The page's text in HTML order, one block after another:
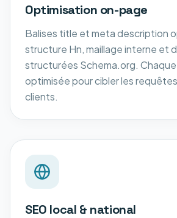
Optimisation on-page
Balises title et meta description
structure Hn, maillage interne et
structurées Schema.org.
optimisée pour cibler les
clients.
SEO local & national